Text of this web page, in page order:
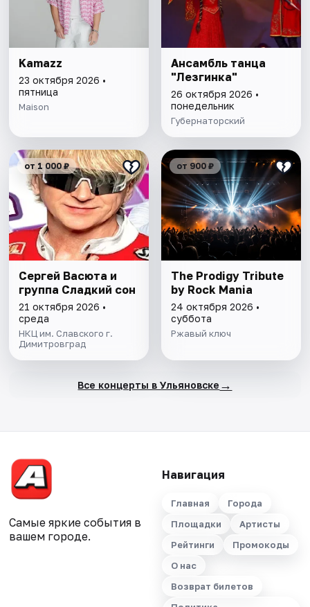
Kamazz
23 октября 2026 •
пятница
Maison
Ансамбль танца
"Лезгинка"
26 октября 2026 •
понедельник
Губернаторский
от 1 000 ₽
Сергей Васюта и
группа Сладкий сон
21 октября 2026 •
среда
НКЦ им. Славского г.
Димитровград
от 900 ₽
The Prodigy Tribute
by Rock Mania
24 октября 2026 •
суббота
Ржавый ключ
Все концерты в Ульяновске →
Самые яркие события в
вашем городе.
Навигация
Главная
Города
Площадки
Артисты
Рейтинги
Промокоды
О нас
Возврат билетов